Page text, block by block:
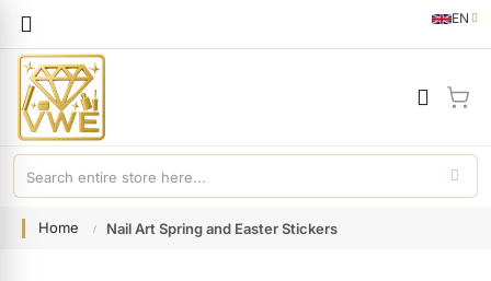
Language
EN
English
My
Home Nail Art Spring and Easter Stickers